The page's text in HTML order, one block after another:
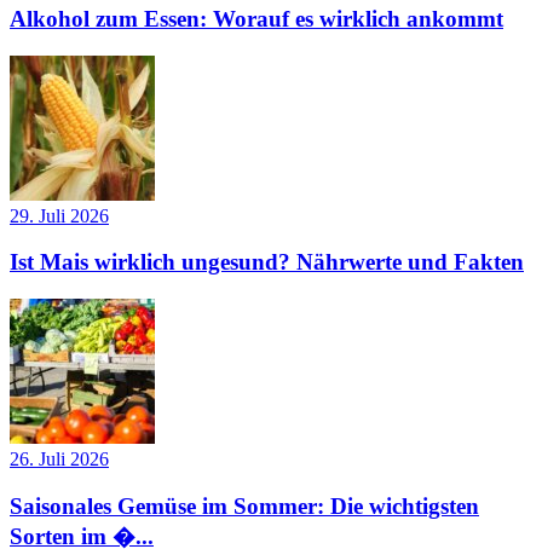
Alkohol zum Essen: Worauf es wirklich ankommt
29. Juli 2026
Ist Mais wirklich ungesund? Nährwerte und Fakten
26. Juli 2026
Saisonales Gemüse im Sommer: Die wichtigsten
Sorten im �...